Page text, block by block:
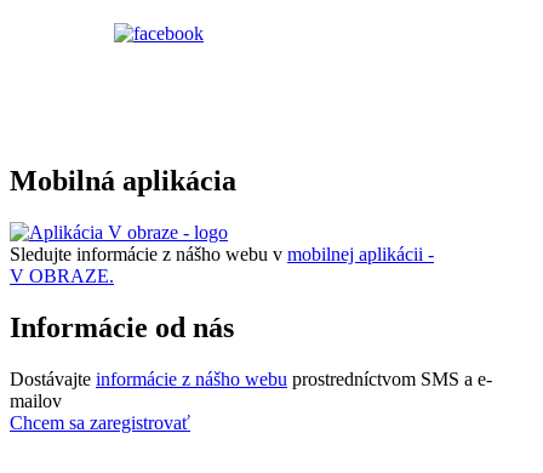
Mobilná aplikácia
Sledujte informácie z nášho webu v mobilnej aplikácii -
V OBRAZE.
Informácie od nás
Dostávajte informácie z nášho webu prostredníctvom SMS a e-
mailov
Chcem sa zaregistrovať